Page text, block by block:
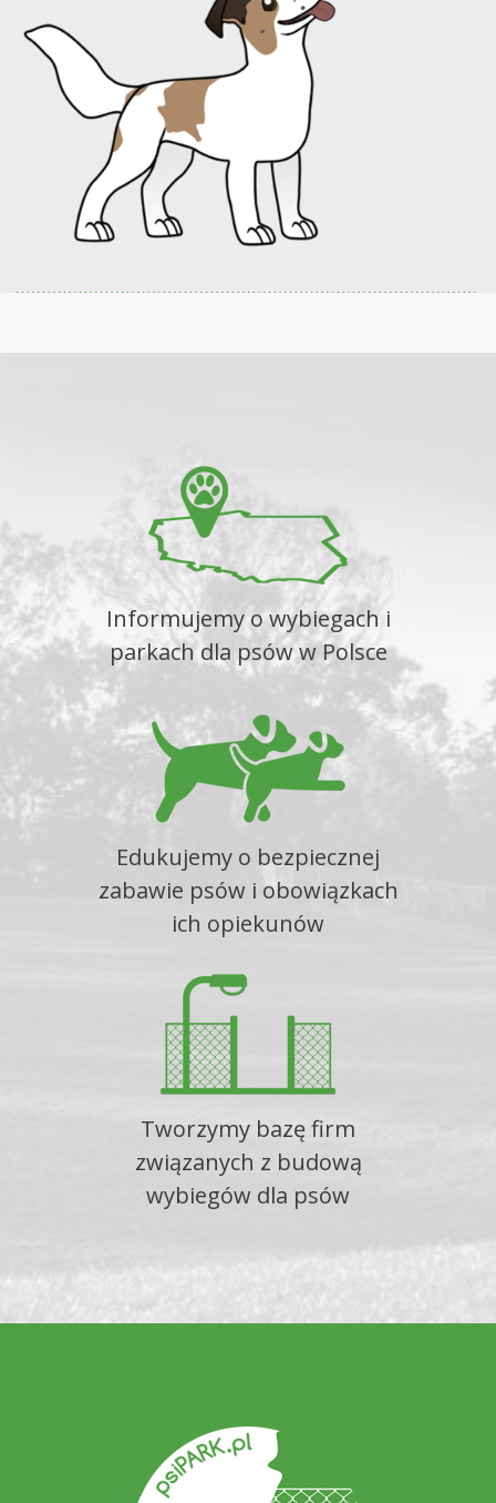
Informujemy o wybiegach i
parkach dla psów w Polsce
Edukujemy o bezpiecznej
zabawie psów i obowiązkach
ich opiekunów
Tworzymy bazę firm
związanych z budową
wybiegów dla psów